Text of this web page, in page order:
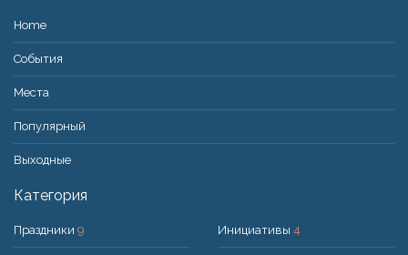
Home
События
Места
Популярный
Bыходные
Категория
Праздники 9 Инициативы 4